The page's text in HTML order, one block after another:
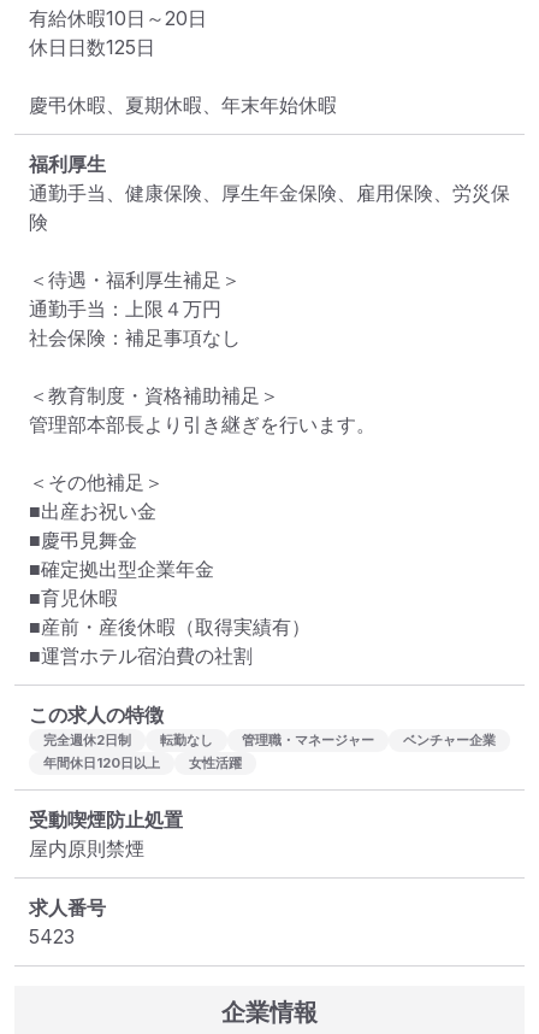
有給休暇10日～20日
休日日数125日
慶弔休暇、夏期休暇、年末年始休暇
福利厚生
通勤手当、健康保険、厚生年金保険、雇用保険、労災保
険
＜待遇・福利厚生補足＞
通勤手当：上限４万円
社会保険：補足事項なし
＜教育制度・資格補助補足＞
管理部本部長より引き継ぎを行います。
＜その他補足＞
■出産お祝い金
■慶弔見舞金
■確定拠出型企業年金
■育児休暇
■産前・産後休暇（取得実績有）
■運営ホテル宿泊費の社割
この求人の特徴
完全週休2日制 転勤なし 管理職・マネージャー
ベンチャー企業
年間休日120日以上
女性活躍
受動喫煙防止処置
屋内原則禁煙
求人番号
5423
企業情報